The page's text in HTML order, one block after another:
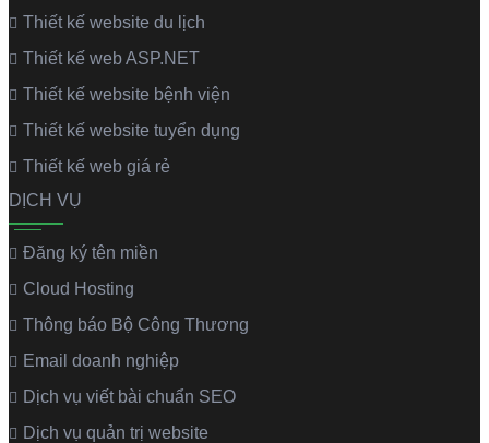
Thiết kế website du lịch
Thiết kế web ASP.NET
Thiết kế website bệnh viện
Thiết kế website tuyển dụng
Thiết kế web giá rẻ
DỊCH VỤ
Đăng ký tên miền
Cloud Hosting
Thông báo Bộ Công Thương
Email doanh nghiệp
Dịch vụ viết bài chuẩn SEO
Dịch vụ quản trị website